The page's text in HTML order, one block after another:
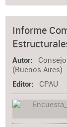
Informe
Autor
(Buenos Aires)
Editor CPAU